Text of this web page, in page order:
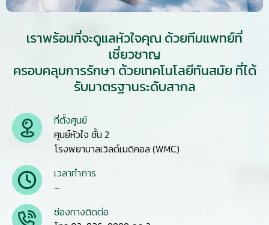
เราพร้อมที่จะดูแลหัวใจคุณ ด้วยทีมแพทย์ที่
เชี่ยวชาญ
ครอบคลุมการรักษา ด้วยเทคโนโลยีทันสมัย ที่ได้
รับมาตรฐานระดับสากล
ที่ตั้งศูนย์
ศูนย์หัวใจ ชั้น 2
โรงพยาบาลเวิลด์เมดิคอล (WMC)
เวลาทำการ
–
ช่องทางติดต่อ